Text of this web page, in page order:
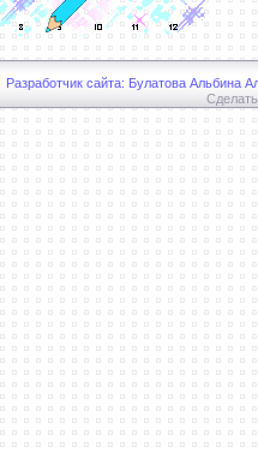
Разработчик сайта: Булатова Альбина